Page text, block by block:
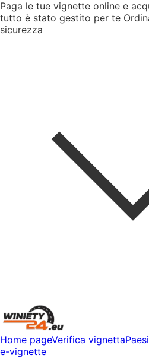
Paga le tue vignette online e
tutto è stato gestito per te
sicurezza
Home pageVerifica vignetta
e-vignette